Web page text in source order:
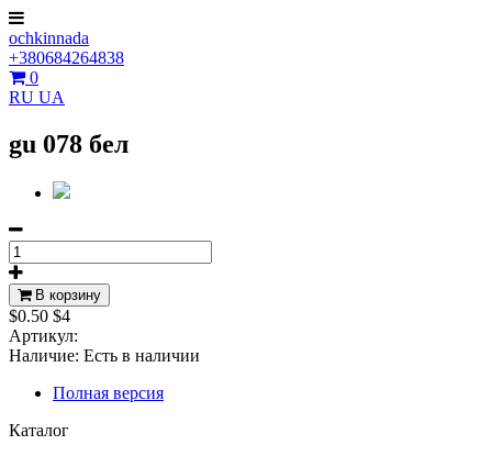
ochkinnada
+380684264838
0
RU UA
gu 078 бел
В корзину
$0.50 $4
Артикул:
Наличие: Есть в наличии
Полная версия
Каталог